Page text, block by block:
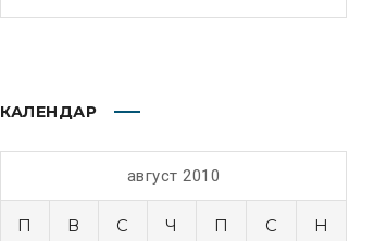
КАЛЕНДАР
август 2010
П В С Ч П С Н